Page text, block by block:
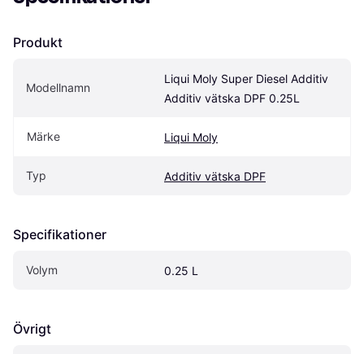
Produkt
Modellnamn
Liqui Moly Super Diesel Additiv
Additiv vätska DPF 0.25L
Märke Liqui Moly
Typ Additiv vätska DPF
Specifikationer
Volym 0.25 L
Övrigt